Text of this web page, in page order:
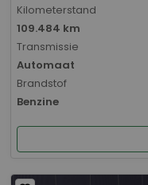
Kilometerstand
109.484 km
Transmissie
Automaat
Brandstof
Benzine